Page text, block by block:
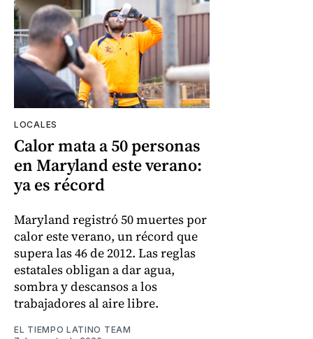
LOCALES
Calor mata a 50 personas
en Maryland este verano:
ya es récord
Maryland registró 50 muertes por
calor este verano, un récord que
supera las 46 de 2012. Las reglas
estatales obligan a dar agua,
sombra y descansos a los
trabajadores al aire libre.
EL TIEMPO LATINO TEAM